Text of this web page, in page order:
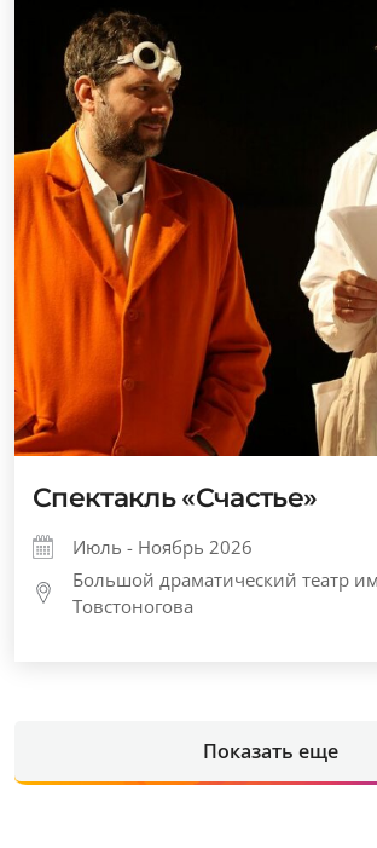
Спектакль «Счастье»
Июль - Ноябрь 2026
Большой драматический театр
Товстоногова
Показать еще